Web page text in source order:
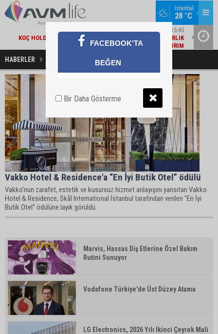
İstanbul
28 °C
EKONOMI / 15:45
KOÇ HOLDING'TEN YILIN İLK 6 AYINDA 1,7 MILYAR DOLARLIK
KOMBINE YATIRIM
HABERLER Skål International İstanbul Haberleri
Vakko Hotel & Residence'a “En İyi Butik Otel” ödülü
Vakko’nun zarafet, estetik ve kusursuz hizmet anlayışını yansıtan Vakko
Hotel & Residence, Skål International İstanbul tarafından verilen “En İyi
Butik Otel” ödülüne layık görüldü.
Marvis, Hassas Diş Etlerine Özel Bakım
Rutini Sunuyor
Vodafone Türkiye'de Üst Düzey Atama
LG Electronics, 2026 Yılı İkinci Çeyrek Mali
FACEBOOK'TA
BEĞEN
Bir Daha Gösterme